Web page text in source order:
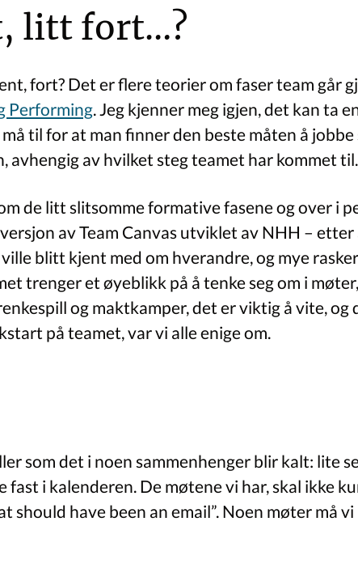
litt fort…?
fort? Det er flere teorier om faser team går
Performing. Jeg kjenner meg igjen, det kan ta
til for at man finner den beste måten å jobbe
avhengig av hvilket steg teamet har kommet til.
de litt slitsomme formative fasene og over i
av Team Canvas utviklet av NHH –
blitt kjent med om hverandre, og mye
trenger et øyeblikk på å tenke seg om i
og maktkamper, det er viktig å vite,
på teamet, var vi alle enige om.
som det i noen sammenhenger blir kalt: lite
fast i kalenderen. De møtene vi har, skal ikke
should have been an email”. Noen møter må